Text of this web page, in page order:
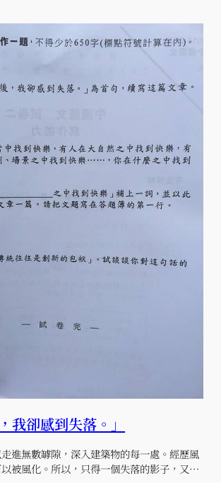
我卻感到失落。」
進無數罅隙，深入建築物的每一處。經歷風
被風化。所以，只得一個失落的影子，又…